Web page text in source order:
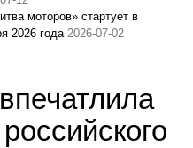
моторов» стартует в
2026 года 2026-07-02